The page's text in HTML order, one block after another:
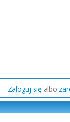
Zaloguj się albo